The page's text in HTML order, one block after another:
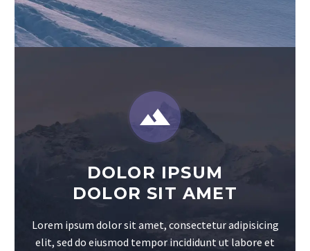


DOLOR IPSUM
DOLOR SIT AMET
Lorem ipsum dolor sit amet, consectetur adipisicing
elit, sed do eiusmod tempor incididunt ut labore et